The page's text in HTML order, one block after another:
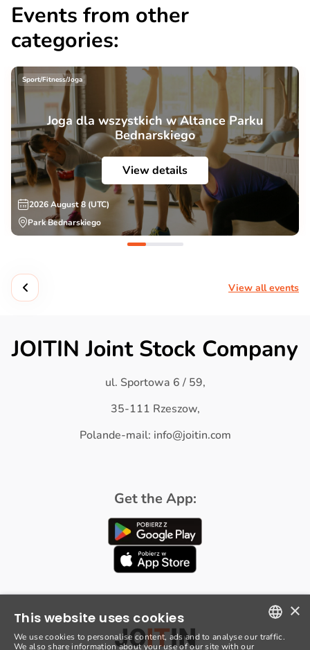
Events from other
categories:
Sport/Fitness/Joga
Joga dla wszystkich w Altance Parku
Bednarskiego
View details
2026 August 8 (UTC)
Park Bednarskiego
View all events
JOITIN Joint Stock Company
ul. Sportowa 6 / 59,
35-111 Rzeszow,
Polande-mail: info@joitin.com
Get the App:
×
This website uses cookies
We use cookies to personalise content, ads and to analyse our traffic.
We also share information about your use of our site with our